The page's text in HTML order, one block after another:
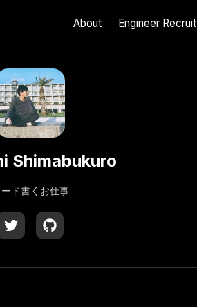
About Engineer Recruit
Shimabukuro
ード書くお仕事